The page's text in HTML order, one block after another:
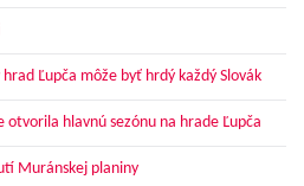
Ľupča môže byť hrdý každý Slovák
hlavnú sezónu na hrade Ľupča
Muránskej planiny